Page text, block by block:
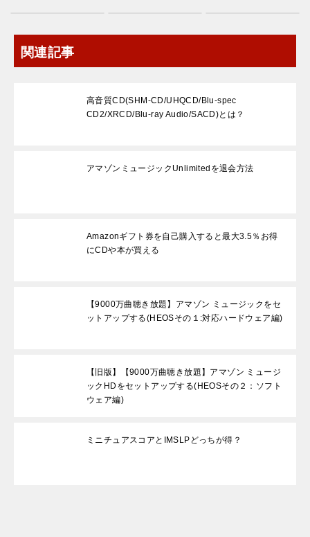
関連記事
高音質CD(SHM-CD/UHQCD/Blu-spec
CD2/XRCD/Blu-ray Audio/SACD)とは？
アマゾンミュージックUnlimitedを退会方法
Amazonギフト券を自己購入すると最大3.5％お得
にCDや本が買える
【9000万曲聴き放題】アマゾン ミュージックをセ
ットアップする(HEOSその１:対応ハードウェア編)
【旧版】【9000万曲聴き放題】アマゾン ミュージ
ックHDをセットアップする(HEOSその２：ソフト
ウェア編)
ミニチュアスコアとIMSLPどっちが得？